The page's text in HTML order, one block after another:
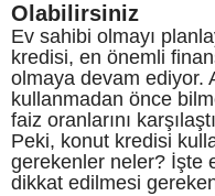
Olabilirsiniz
Ev sahibi olmayı
kredisi, en önemli
olmaya devam ediyor.
kullanmadan önce
faiz oranlarını
Peki, konut kredisi
gerekenler neler? İşte
dikkat edilmesi